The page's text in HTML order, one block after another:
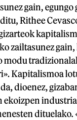
gain, egungo
Rithee
zailtasunez
modu
Kapitalismoa
dioenez,
ekoizpen
dituelako.